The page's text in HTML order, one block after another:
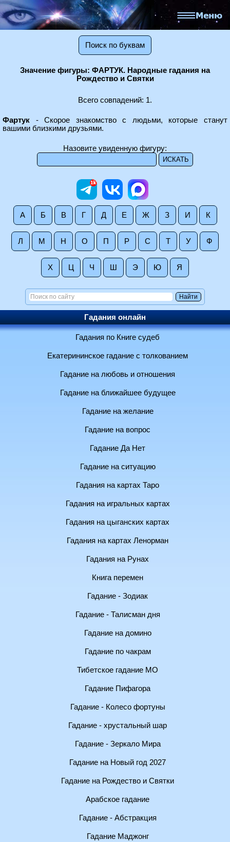
Поиск по буквам
Значение фигуры: ФАРТУК. Народные гадания на
Рождество и Святки
Всего совпадений: 1.
Фартук - Скорое знакомство с людьми, которые станут
вашими близкими друзьями.
Назовите увиденную фигуру:
А Б В Г Д Е Ж З И К
Л М Н О П Р С Т У Ф
Х Ц Ч Ш Э Ю Я
Гадания онлайн
Гадания по Книге судеб
Екатерининское гадание с толкованием
Гадание на любовь и отношения
Гадание на ближайшее будущее
Гадание на желание
Гадание на вопрос
Гадание Да Нет
Гадание на ситуацию
Гадания на картах Таро
Гадания на игральных картах
Гадания на цыганских картах
Гадания на картах Ленорман
Гадания на Рунах
Книга перемен
Гадание - Зодиак
Гадание - Талисман дня
Гадание на домино
Гадание по чакрам
Тибетское гадание МО
Гадание Пифагора
Гадание - Колесо фортуны
Гадание - хрустальный шар
Гадание - Зеркало Мира
Гадание на Новый год 2027
Гадание на Рождество и Святки
Арабское гадание
Гадание - Абстракция
Гадание Маджонг